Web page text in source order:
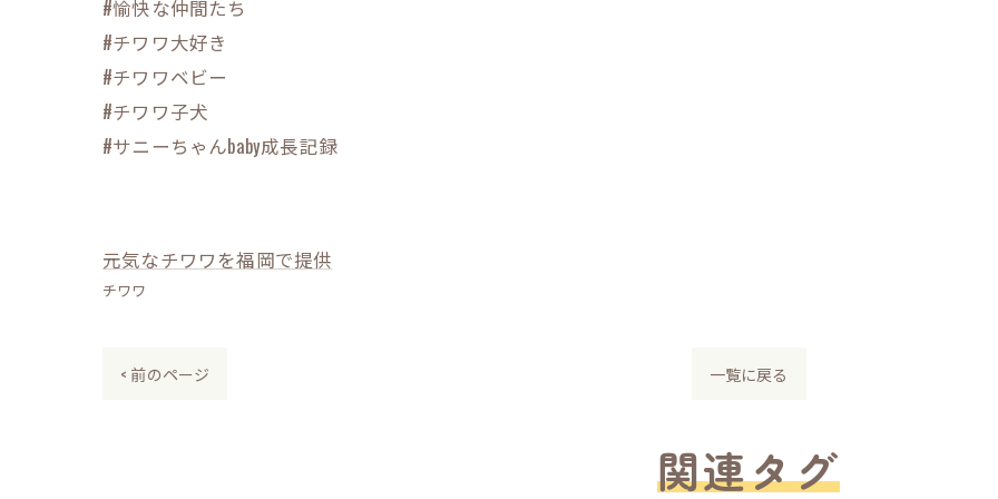
#愉快な仲間たち
#チワワ大好き
#チワワベビー
#チワワ子犬
#サニーちゃんbaby成長記録
元気なチワワを福岡で提供
チワワ
< 前のページ 一覧に戻る
関連タグ